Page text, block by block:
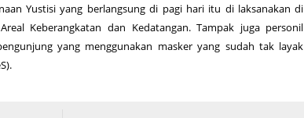
Yustisi yang berlangsung di pagi hari itu di laksanakan di
Keberangkatan dan Kedatangan. Tampak juga personil
yang menggunakan masker yang sudah tak layak